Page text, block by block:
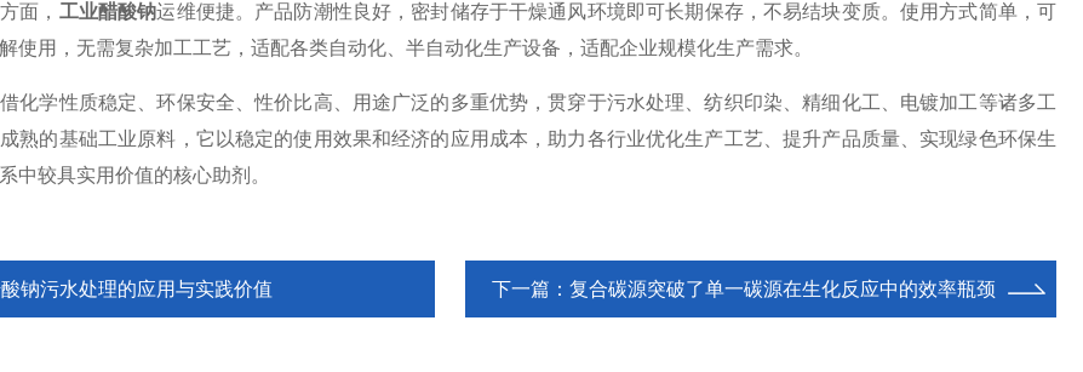
面， 工业醋酸钠运维便捷。产品防潮性良好，密封储存于干燥通风环境即可长期保存，不易结块变质。使用方式简单，可
使用，无需复杂加工工艺，适配各类自动化、半自动化生产设备，适配企业规模化生产需求。
学性质稳定、环保安全、性价比高、用途广泛的多重优势，贯穿于污水处理、纺织印染、精细化工、电镀加工等诸多工
熟的基础工业原料，它以稳定的使用效果和经济的应用成本，助力各行业优化生产工艺、提升产品质量、实现绿色环保生
中较具实用价值的核心助剂。
钠污水处理的应用与实践价值 下一篇： 复合碳源突破了单一碳源在生化反应中的效率瓶颈